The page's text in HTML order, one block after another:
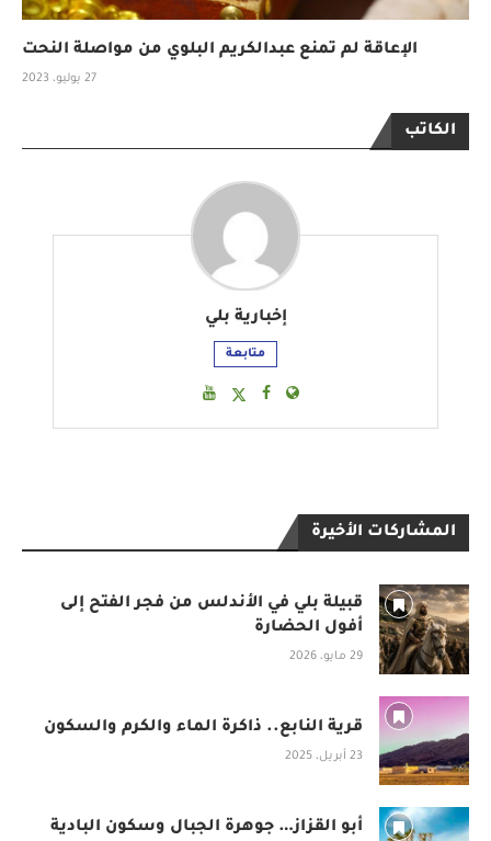
الإعاقة لم تمنع عبدالكريم البلوي من مواصلة النحت
27 يوليو، 2023
الكاتب
إخبارية بلي
متابعة
المشاركات الأخيرة
قبيلة بلي في الأندلس من فجر الفتح إلى
أفول الحضارة
29 مايو، 2026
قرية النابع.. ذاكرة الماء والكرم والسكون
23 أبريل، 2025
أبو القزاز… جوهرة الجبال وسكون البادية